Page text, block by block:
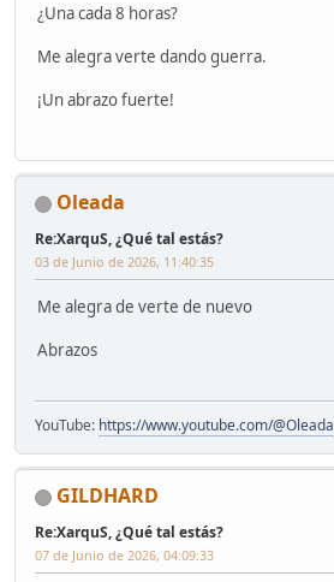
¿Una cada 8 horas?
Me alegra verte dando guerra.
¡Un abrazo fuerte!
Oleada
Re:XarquS, ¿Qué tal estás?
03 de Junio de 2026, 11:40:35
Me alegra de verte de nuevo
Abrazos
YouTube: https://www.youtube.com/@Oleada
GILDHARD
Re:XarquS, ¿Qué tal estás?
07 de Junio de 2026, 04:09:33